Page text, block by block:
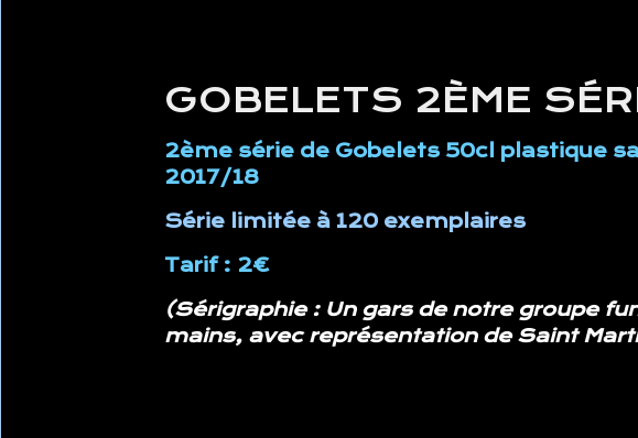
GOBELETS 2ÈME
2ème série de Gobelets 50cl plastique
2017/18
Série limitée à 120 exemplaires
Tarif : 2€
(Sérigraphie : Un gars de notre groupe
mains, avec représentation de Saint